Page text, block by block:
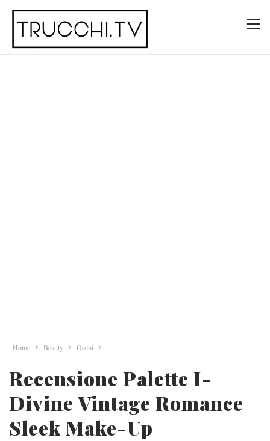
Home Beauty Occhi
Recensione Palette I-
Divine Vintage Romance
Sleek Make-Up